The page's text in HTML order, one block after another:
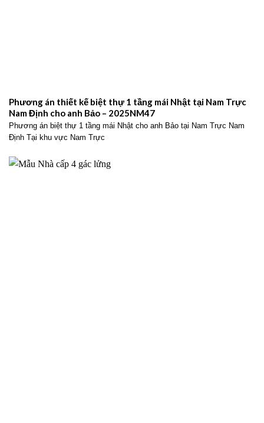
Phương án thiết kế biệt thự 1 tầng mái Nhật tại Nam Trực
Nam Định cho anh Bảo – 2025NM47
Phương án biệt thự 1 tầng mái Nhật cho anh Bảo tại Nam Trực Nam
Định Tại khu vực Nam Trực